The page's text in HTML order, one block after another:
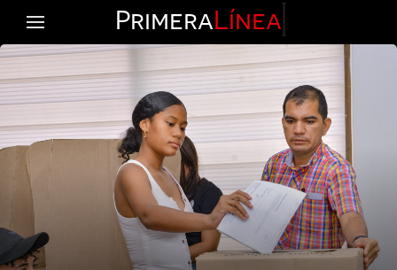
PrimeraLínea